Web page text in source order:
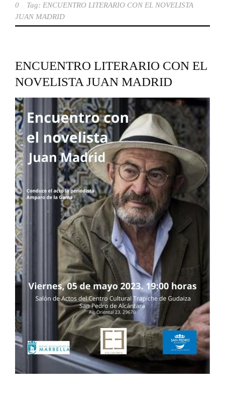
0
Tag: ENCUENTRO LITERARIO CON EL NOVELISTA
JUAN MADRID
ENCUENTRO LITERARIO CON EL
NOVELISTA JUAN MADRID